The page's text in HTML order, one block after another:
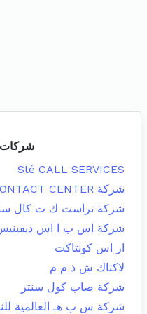
Sté CALL SERVICES
شركة HEXA CALL CONTACT CENTER ش م م
شركة تراست ك ت كال
شركة اس ب ا اس
ار اس كونتاكت
لاكتاك ش ذ م م
شركة صاب كول سنتر
شركة س ب هـ العالمية